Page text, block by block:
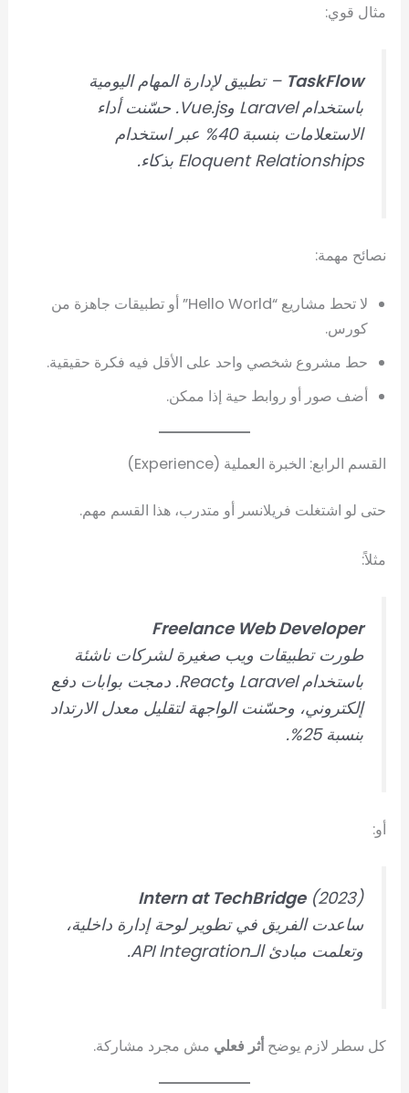
مثال قوي:
TaskFlow – تطبيق لإدارة المهام اليومية
باستخدام Laravel وVue.js. حسّنت أداء
الاستعلامات بنسبة 40% عبر استخدام
Eloquent Relationships بذكاء.
نصائح مهمة:
لا تحط مشاريع “Hello World” أو تطبيقات جاهزة من
كورس.
حط مشروع شخصي واحد على الأقل فيه فكرة حقيقية.
أضف صور أو روابط حية إذا ممكن.
القسم الرابع: الخبرة العملية (Experience)
حتى لو اشتغلت فريلانسر أو متدرب، هذا القسم مهم.
مثلاً:
Freelance Web Developer
طورت تطبيقات ويب صغيرة لشركات ناشئة
باستخدام Laravel وReact. دمجت بوابات دفع
إلكتروني، وحسّنت الواجهة لتقليل معدل الارتداد
بنسبة 25%.
أو:
Intern at TechBridge(2023)
ساعدت الفريق في تطوير لوحة إدارة داخلية،
وتعلمت مبادئ الـAPI Integration.
كل سطر لازم يوضحأثر فعلي مش مجرد مشاركة.